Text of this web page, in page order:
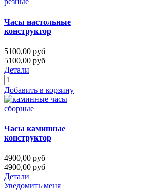
Часы настольные
конструктор
5100,00 руб
5100,00 руб
Детали
Добавить в корзину
Часы каминные
конструктор
4900,00 руб
4900,00 руб
Детали
Уведомить меня